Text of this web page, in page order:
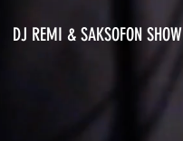
DJ REMI & SAKSOFON SHOW